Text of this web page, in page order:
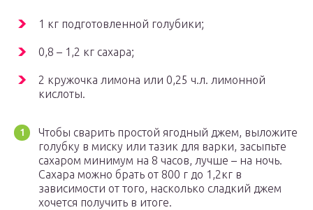
1 кг подготовленной голубики;
0,8 – 1,2 кг сахара;
2 кружочка лимона или 0,25 ч.л. лимонной
кислоты.
Чтобы сварить простой ягодный джем, выложите
голубку в миску или тазик для варки, засыпьте
сахаром минимум на 8 часов, лучше – на ночь.
Сахара можно брать от 800 г до 1,2кг в
зависимости от того, насколько сладкий джем
хочется получить в итоге.